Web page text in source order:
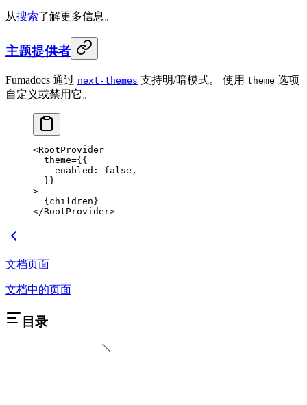
从搜索了解更多信息。
主题提供者
Fumadocs 通过 next-themes 支持明/暗模式。 使用 theme 选项
自定义或禁用它。
<RootProvider
  theme
={{
    enabled:
false ,
  }}
>
  {children}
</RootProvider>
文档页面
文档中的页面
目录